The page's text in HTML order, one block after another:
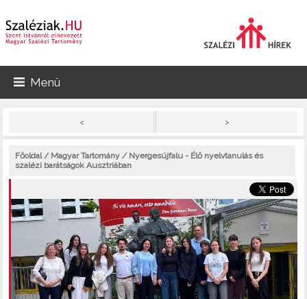
Menü
< >
Főoldal/ Magyar Tartomány / Nyergesújfalu - Élő nyelvtanulás és
szalézi barátságok Ausztriában